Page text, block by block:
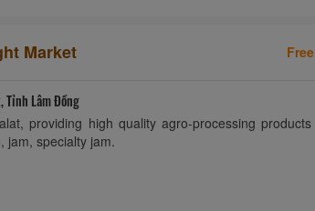
Market Free
Tỉnh Lâm Đồng
providing high quality agro-processing products
jam, specialty jam.